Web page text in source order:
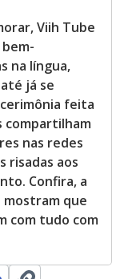
Viih Tube
na língua,
já se
feita
compartilham
nas redes
risadas aos
Confira, a
mostram que
com tudo com